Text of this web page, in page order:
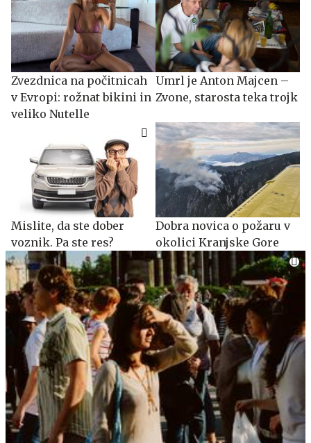
Zvezdnica na počitnicah
v Evropi: rožnat bikini in
veliko Nutelle
Umrl je Anton Majcen –
Zvone, starosta teka trojk
Mislite, da ste dober
voznik. Pa ste res?
Dobra novica o požaru v
okolici Kranjske Gore